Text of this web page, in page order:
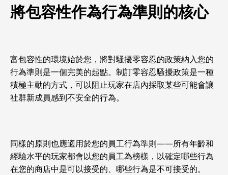
將包容性作為行為準則的核心
富包容性的環境始於您，將對騷擾零容忍的政策納入您的
行為準則是一個完美的起點。制訂零容忍騷擾政策是一種
積極主動的方式，可以阻止玩家在店內採取某些可能會讓
社群新成員感到不安全的行為。
同樣的原則也應適用於您的員工行為準則——所有年齡和
經驗水平的玩家都會以您的員工為榜樣，以確定哪些行為
在您的商店中是可以接受的、哪些行為是不可接受的。